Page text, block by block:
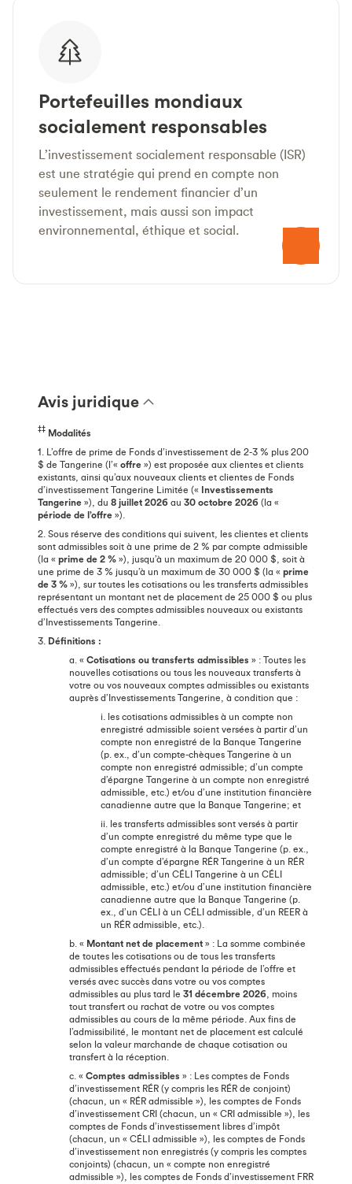
Portefeuilles mondiaux
socialement responsables
L’investissement socialement responsable (ISR)
est une stratégie qui prend en compte non
seulement le rendement financier d’un
investissement, mais aussi son impact
environnemental, éthique et social.
Avis juridique
‡‡ Modalités
1. L’offre de prime de Fonds d’investissement de 2-3 % plus 200
$ de Tangerine (l’« offre ») est proposée aux clientes et clients
existants, ainsi qu’aux nouveaux clients et clientes de Fonds
d’investissement Tangerine Limitée (« Investissements
Tangerine »), du 8 juillet 2026 au 30 octobre 2026 (la «
période de l’offre »).
2. Sous réserve des conditions qui suivent, les clientes et clients
sont admissibles soit à une prime de 2 % par compte admissible
(la « prime de 2 % »), jusqu’à un maximum de 20 000 $, soit à
une prime de 3 % jusqu’à un maximum de 30 000 $ (la « prime
de 3 % »), sur toutes les cotisations ou les transferts admissibles
représentant un montant net de placement de 25 000 $ ou plus
effectués vers des comptes admissibles nouveaux ou existants
d’Investissements Tangerine.
3. Définitions :
a. « Cotisations ou transferts admissibles » : Toutes les
nouvelles cotisations ou tous les nouveaux transferts à
votre ou vos nouveaux comptes admissibles ou existants
auprès d’Investissements Tangerine, à condition que :
i. les cotisations admissibles à un compte non
enregistré admissible soient versées à partir d’un
compte non enregistré de la Banque Tangerine
(p. ex., d’un compte-chèques Tangerine à un
compte non enregistré admissible; d’un compte
d’épargne Tangerine à un compte non enregistré
admissible, etc.) et/ou d’une institution financière
canadienne autre que la Banque Tangerine; et
ii. les transferts admissibles sont versés à partir
d’un compte enregistré du même type que le
compte enregistré à la Banque Tangerine (p. ex.,
d’un compte d’épargne RÉR Tangerine à un RÉR
admissible; d’un CÉLI Tangerine à un CÉLI
admissible, etc.) et/ou d’une institution financière
canadienne autre que la Banque Tangerine (p.
ex., d’un CÉLI à un CÉLI admissible, d’un REER à
un RÉR admissible, etc.).
b. « Montant net de placement » : La somme combinée
de toutes les cotisations ou de tous les transferts
admissibles effectués pendant la période de l’offre et
versés avec succès dans votre ou vos comptes
admissibles au plus tard le 31 décembre 2026 , moins
tout transfert ou rachat de votre ou vos comptes
admissibles au cours de la même période. Aux fins de
l’admissibilité, le montant net de placement est calculé
selon la valeur marchande de chaque cotisation ou
transfert à la réception.
c. « Comptes admissibles » : Les comptes de Fonds
d’investissement RÉR (y compris les RÉR de conjoint)
(chacun, un « RÉR admissible »), les comptes de Fonds
d’investissement CRI (chacun, un « CRI admissible »), les
comptes de Fonds d’investissement libres d’impôt
(chacun, un « CÉLI admissible »), les comptes de Fonds
d’investissement non enregistrés (y compris les comptes
conjoints) (chacun, un « compte non enregistré
admissible »), les comptes de Fonds d’investissement FRR